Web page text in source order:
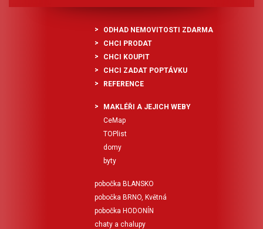
ODHAD NEMOVITOSTI ZDARMA
CHCI PRODAT
CHCI KOUPIT
CHCI ZADAT POPTÁVKU
REFERENCE
MAKLÉŘI A JEJICH WEBY
CeMap
TOPlist
domy
byty
pobočka BLANSKO
pobočka BRNO, Květná
pobočka HODONÍN
chaty a chalupy